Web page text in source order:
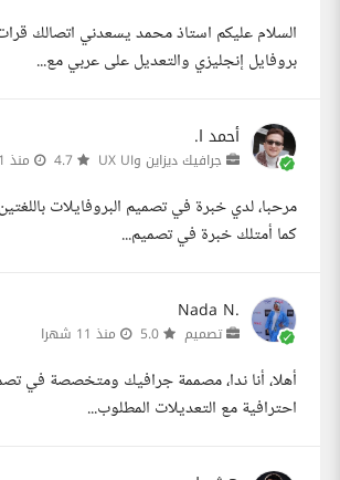
بروفايل إنجليزي والتعديل على عربي مع...
أحمد ا.
جرافيك ديزاين وUX UI منذ 11 شهرا
مرحبا، لدي خبرة في تصميم البروفايلات
كما أمتلك خبرة في تصميم...
Nada N.
تصميم منذ 11 شهرا
أهلا، أنا ندا، مصممة جرافيك ومتخصصة في
احترافية مع التعديلات المطلوب...